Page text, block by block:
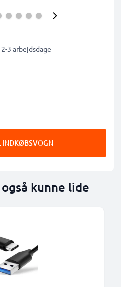
3 arbejdsdage
INDKØBSVOGN
kunne lide